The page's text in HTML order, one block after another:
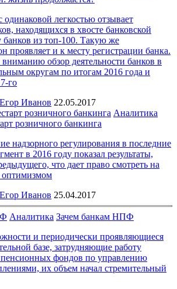
легкостью отзывает
находящихся в хвосте банковской
из топ-100. Такую же
проявляет и к месту регистрации банка.
обзор деятельности банков в
округам по итогам 2016 года и
го
Егор Иванов 22.05.2017
Аналитика
розничного банкинга
надзорного регулирования в последние
в 2016 году показал результаты,
что дает право смотреть на
оптимизмом
Егор Иванов 25.04.2017
Аналитика Зачем банкам НПФ
и периодически проявляющиеся
базе, затрудняющие работу
пенсионных фондов по управлению
их объем начал стремительный